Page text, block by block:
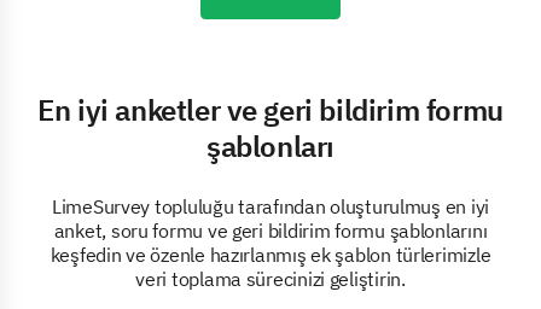
En iyi anketler ve geri bildirim formu
şablonları
LimeSurvey topluluğu tarafından oluşturulmuş en iyi
anket, soru formu ve geri bildirim formu şablonlarını
keşfedin ve özenle hazırlanmış ek şablon türlerimizle
veri toplama sürecinizi geliştirin.